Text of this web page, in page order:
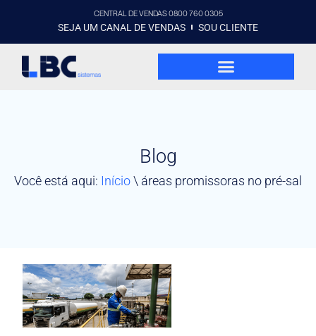
CENTRAL DE VENDAS 0800 760 0305
SEJA UM CANAL DE VENDAS SOU CLIENTE
Blog
Você está aqui: Início\ áreas promissoras no pré-sal